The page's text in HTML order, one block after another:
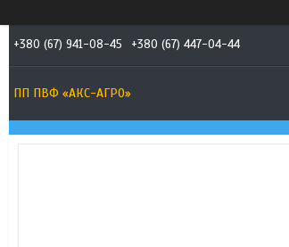
+380 (67) 941-08-45 +380 (67) 447-04-44
ПП ПВФ «АКС-АГРО»